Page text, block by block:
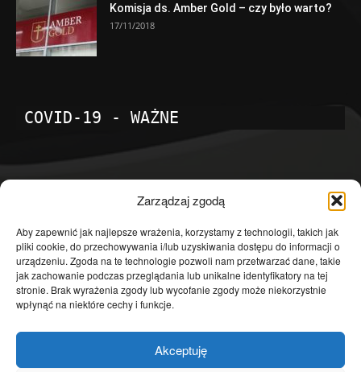
Zarządzaj zgodą
Aby zapewnić jak najlepsze wrażenia, korzystamy z technologii, takich jak
pliki cookie, do przechowywania i/lub uzyskiwania dostępu do informacji o
urządzeniu. Zgoda na te technologie pozwoli nam przetwarzać dane, takie
jak zachowanie podczas przeglądania lub unikalne identyfikatory na tej
stronie. Brak wyrażenia zgody lub wycofanie zgody może niekorzystnie
wpłynąć na niektóre cechy i funkcje.
Akceptuję
Komisja ds. Amber Gold – czy było warto?
17/11/2018
COVID-19 - WAŻNE
Temat dnia
4601
Publicystyka
4363
Polityka
3639
Polska
Społeczeństwo
2823